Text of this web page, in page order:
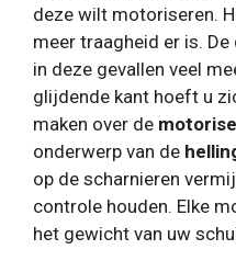
deze wilt motoriseren.
meer traagheid er is.
in deze gevallen veel
glijdende kant hoeft u
maken over de
onderwerp van de
op de scharnieren
controle houden. Elke
het gewicht van uw